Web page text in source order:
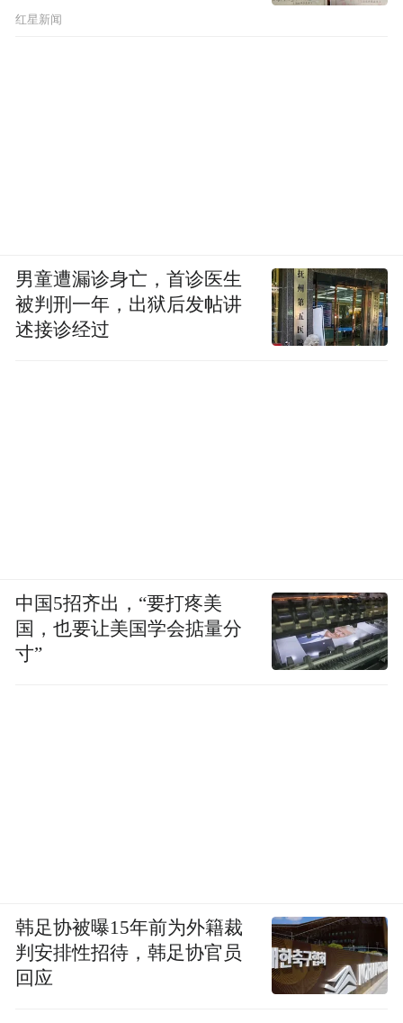
红星新闻
男童遭漏诊身亡，首诊医生
被判刑一年，出狱后发帖讲
述接诊经过
中国5招齐出，“要打疼美
国，也要让美国学会掂量分
寸”
韩足协被曝15年前为外籍裁
判安排性招待，韩足协官员
回应